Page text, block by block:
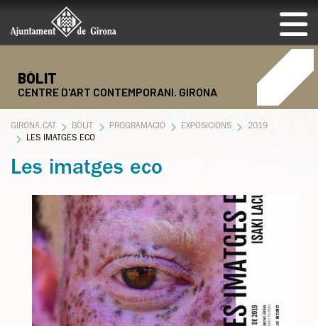
BÒLIT
CENTRE D'ART CONTEMPORANI. GIRONA
GIRONA.CAT BÒLIT PROGRAMACIÓ EXPOSICIONS
2019
LES IMATGES ECO
Les imatges eco